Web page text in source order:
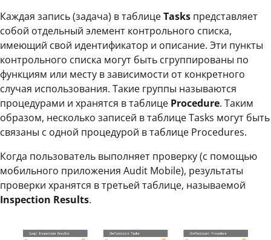
Каждая запись (задача) в таблицеTasks представляет
собой отдельный элемент контрольного списка,
имеющий свой идентификатор и описание. Эти пункты
контрольного списка могут быть сгруппированы по
функциям или месту в зависимости от конкретного
случая использования. Такие группы называются
процедурами и хранятся в таблице Procedure. Таким
образом, несколько записей в таблице Tasks могут быть
связаны с одной процедурой в таблице Procedures.
Когда пользователь выполняет проверку (с помощью
мобильного приложения Audit Mobile), результаты
проверки хранятся в третьей таблице, называемой
Inspection Results.